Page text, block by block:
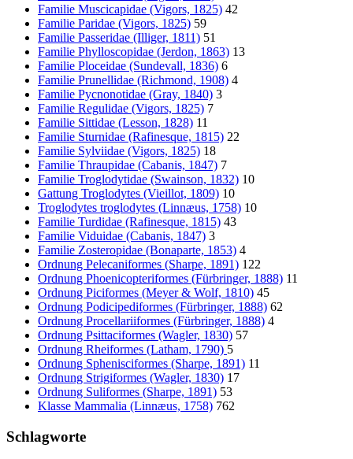
Familie Muscicapidae (Vigors, 1825) 42
Familie Paridae (Vigors, 1825) 59
Familie Passeridae (Illiger, 1811) 51
Familie Phylloscopidae (Jerdon, 1863) 13
Familie Ploceidae (Sundevall, 1836) 6
Familie Prunellidae (Richmond, 1908) 4
Familie Pycnonotidae (Gray, 1840) 3
Familie Regulidae (Vigors, 1825) 7
Familie Sittidae (Lesson, 1828) 11
Familie Sturnidae (Rafinesque, 1815) 22
Familie Sylviidae (Vigors, 1825) 18
Familie Thraupidae (Cabanis, 1847) 7
Familie Troglodytidae (Swainson, 1832) 10
Gattung Troglodytes (Vieillot, 1809) 10
Troglodytes troglodytes (Linnæus, 1758) 10
Familie Turdidae (Rafinesque, 1815) 43
Familie Viduidae (Cabanis, 1847) 3
Familie Zosteropidae (Bonaparte, 1853) 4
Ordnung Pelecaniformes (Sharpe, 1891) 122
Ordnung Phoenicopteriformes (Fürbringer, 1888) 11
Ordnung Piciformes (Meyer & Wolf, 1810) 45
Ordnung Podicipediformes (Fürbringer, 1888) 62
Ordnung Procellariiformes (Fürbringer, 1888) 4
Ordnung Psittaciformes (Wagler, 1830) 57
Ordnung Rheiformes (Latham, 1790) 5
Ordnung Sphenisciformes (Sharpe, 1891) 11
Ordnung Strigiformes (Wagler, 1830) 17
Ordnung Suliformes (Sharpe, 1891) 53
Klasse Mammalia (Linnæus, 1758) 762
Schlagworte